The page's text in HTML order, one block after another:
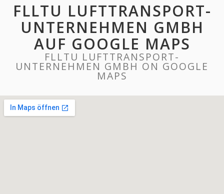
FLLTU LUFTTRANSPORT-
UNTERNEHMEN GMBH
AUF GOOGLE MAPS
FLLTU LUFTTRANSPORT-
UNTERNEHMEN GMBH ON GOOGLE
MAPS